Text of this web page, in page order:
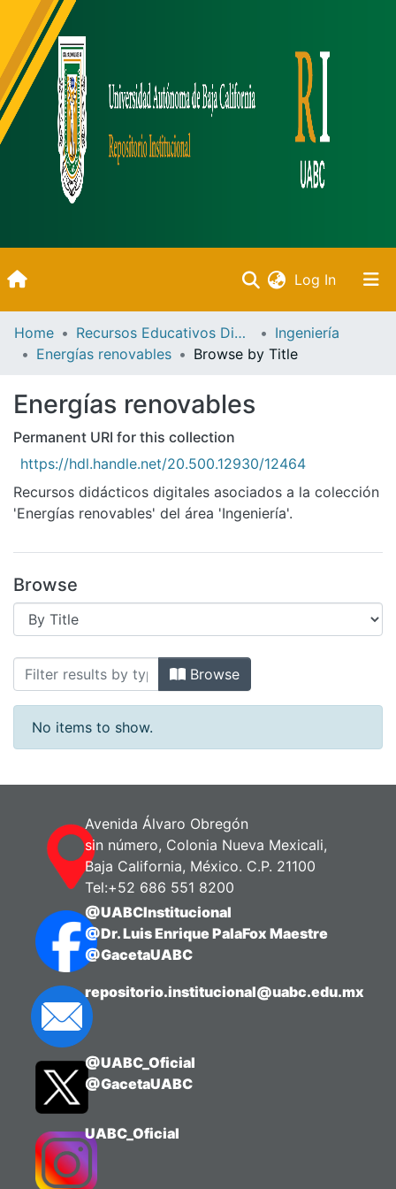
Log In(current)
Inicio
Communities & Collections
All of DSpace
Bibliotecas
Home Recursos Educativos Digitales
Ingeniería
Energías renovables
Browse by Title
Energías renovables
Permanent URI for this collection
https://hdl.handle.net/20.500.12930/12464
Recursos didácticos digitales asociados a la colección
'Energías renovables' del área 'Ingeniería'.
Browse
Browsing Energías renovables by Title
Browse
No items to show.
Avenida Álvaro Obregón
sin número, Colonia Nueva Mexicali,
Baja California, México. C.P. 21100
Tel:+52 686 551 8200
@UABCInstitucional
@Dr. Luis Enrique PalaFox Maestre
@GacetaUABC
repositorio.institucional@uabc.edu.mx
@UABC_Oficial
@GacetaUABC
UABC_Oficial